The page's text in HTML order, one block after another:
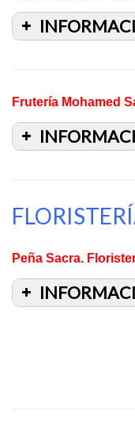
Frutería Mohamed
Peña Sacra.